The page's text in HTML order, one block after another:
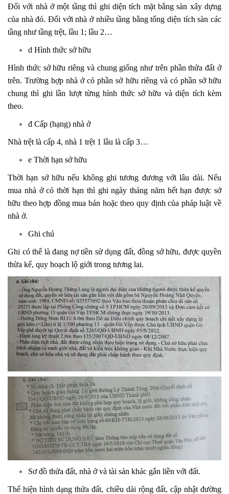
Đối với nhà ở một tầng thì ghi diện tích mặt bằng sàn xây dựng
của nhà đó. Đối với nhà ở nhiều tầng bằng tổng diện tích sàn các
tầng như tầng trệt, lầu 1; lầu 2…
d Hình thức sở hữu
Hình thức sở hữu riêng và chung giống như trên phần thửa đất ở
trên. Trường hợp nhà ở có phần sở hữu riêng và có phần sở hữu
chung thì ghi lần lượt từng hình thức sở hữu và diện tích kèm
theo.
đ Cấp (hạng) nhà ở
Nhà trệt là cấp 4, nhà 1 trệt 1 lầu là cấp 3…
e Thời hạn sở hữu
Thời hạn sở hữu nếu không ghi tương đương với lâu dài. Nếu
mua nhà ở có thời hạn thì ghi ngày tháng năm hết hạn được sở
hữu theo hợp đồng mua bán hoặc theo quy định của pháp luật về
nhà ở.
Ghi chú
Ghi có thể là đang nợ tiền sử dụng đất, đồng sở hữu, được quyền
thừa kế, quy hoạch lộ giới trong tương lai.
Sơ đồ thửa đất, nhà ở và tài sản khác gắn liền với đất.
Thể hiện hình dạng thửa đất, chiều dài rộng đất, cập nhật đường